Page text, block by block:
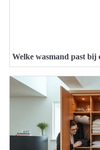
Welke wasmand past bij